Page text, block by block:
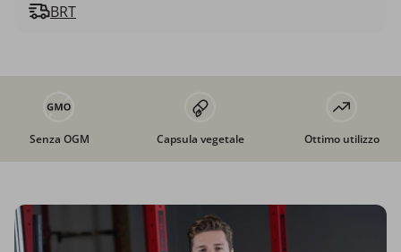
BRT
Senza OGM Capsula vegetale Ottimo utilizzo